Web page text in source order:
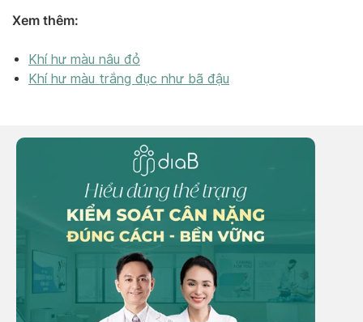
Xem thêm:
Khí hư màu nâu đỏ
Khí hư màu trắng đục như bã đậu